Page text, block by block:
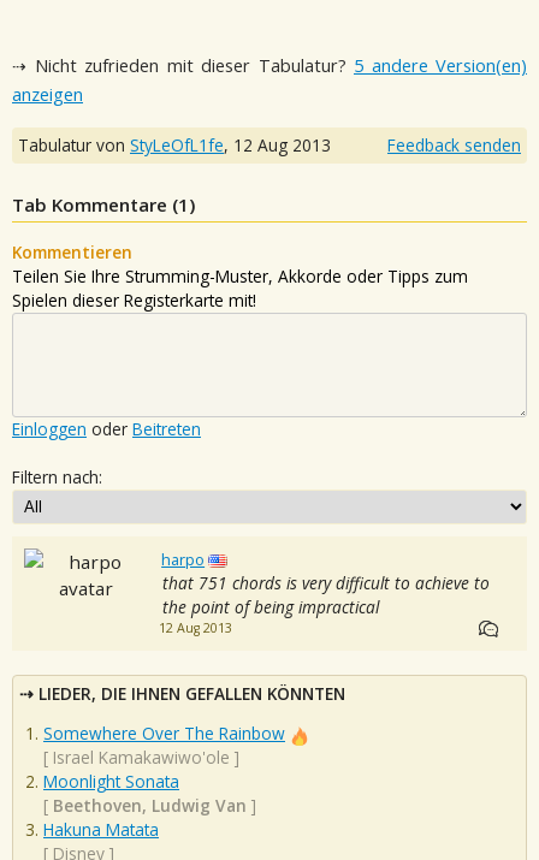
⇢ Nicht zufrieden mit dieser Tabulatur? 5 andere Version(en)
anzeigen
Tabulatur von StyLeOfL1fe, 12 Aug 2013 Feedback senden
Tab Kommentare (1 )
Kommentieren
Teilen Sie Ihre Strumming-Muster, Akkorde oder Tipps zum
Spielen dieser Registerkarte mit!
Einloggen oder Beitreten
Filtern nach:
harpo
that 751 chords is very difficult to achieve to
the point of being impractical
12 Aug 2013
LIEDER, DIE IHNEN GEFALLEN KÖNNTEN
Somewhere Over The Rainbow
[ Israel Kamakawiwo'ole ]
Moonlight Sonata
[ Beethoven, Ludwig Van ]
Hakuna Matata
[ Disney ]